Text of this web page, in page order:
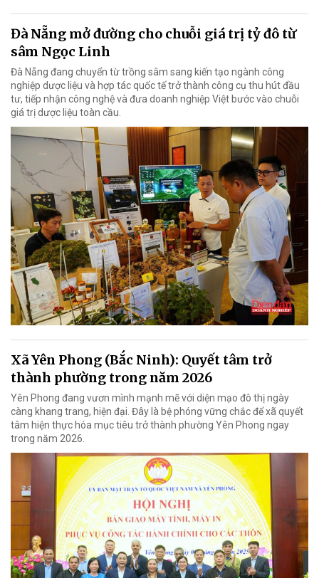
Đà Nẵng mở đường cho chuỗi giá trị tỷ đô từ
sâm Ngọc Linh
Đà Nẵng đang chuyển từ trồng sâm sang kiến tạo ngành công
nghiệp dược liệu và hợp tác quốc tế trở thành công cụ thu hút đầu
tư, tiếp nhận công nghệ và đưa doanh nghiệp Việt bước vào chuỗi
giá trị dược liệu toàn cầu.
Xã Yên Phong (Bắc Ninh): Quyết tâm trở
thành phường trong năm 2026
Yên Phong đang vươn mình mạnh mẽ với diện mạo đô thị ngày
càng khang trang, hiện đại. Đây là bệ phóng vững chắc để xã quyết
tâm hiện thực hóa mục tiêu trở thành phường Yên Phong ngay
trong năm 2026.